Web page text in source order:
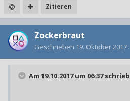
Zitieren
Zockerbraut
Geschrieben 19. Oktober 2017
Am 19.10.2017 um 06:37 schrieb